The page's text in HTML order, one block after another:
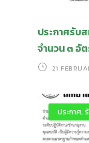
ประกาศรับ
จำนวน ๓ อั
21
ประกาศ,